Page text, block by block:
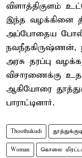
விளாத்திகுளம்
இந்த வழக்கினை
அப்போதைய
நவநீதகிருஷ்ணன்,
அரசு தரப்பு
விசாரணைக்கு
ஆகியோரை
பாராட்டினார்.
Thoothukudi தூத்துக்குடி
Woman கொலை